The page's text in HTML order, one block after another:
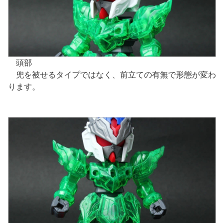
頭部
兜を被せるタイプではなく、前立ての有無で形態が変わ
ります。